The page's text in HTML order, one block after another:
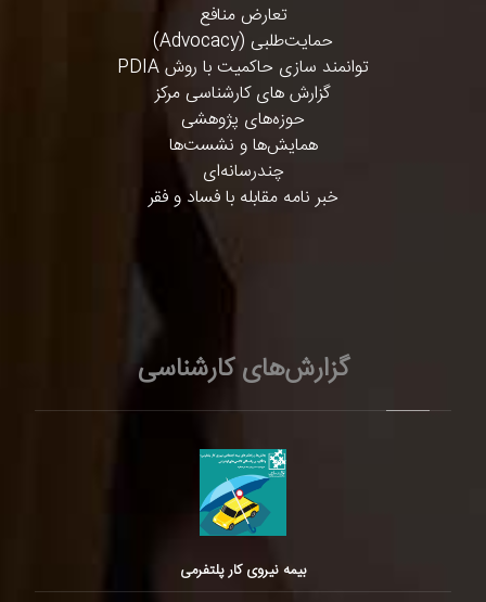
تعارض منافع
حمایت‌طلبی (Advocacy)
توانمند سازی حاکمیت با روش PDIA
گزارش های کارشناسی مرکز
حوزه‌های پژوهشی
همایش‌ها و نشست‌ها
چندرسانه‌ای
خبر نامه مقابله با فساد و فقر
گزارش‌های کارشناسی
بیمه نیروی کار پلتفرمی